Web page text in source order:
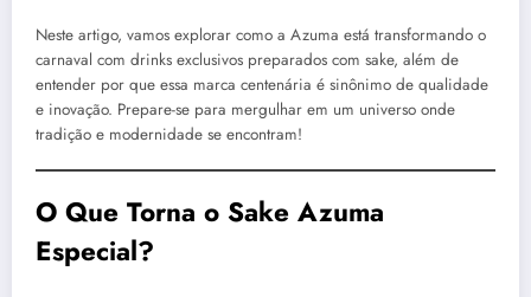
Neste artigo, vamos explorar como a Azuma está transformando o
carnaval com drinks exclusivos preparados com sake, além de
entender por que essa marca centenária é sinônimo de qualidade
e inovação. Prepare-se para mergulhar em um universo onde
tradição e modernidade se encontram!
O Que Torna o Sake Azuma
Especial?